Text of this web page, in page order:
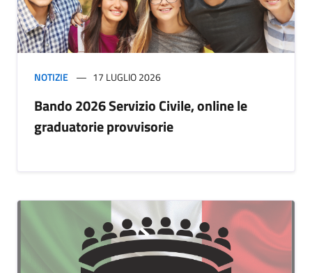
NOTIZIE 17 LUGLIO 2026
Bando 2026 Servizio Civile, online le
graduatorie provvisorie